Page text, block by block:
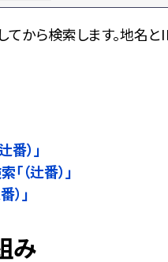
から検索します。地名
）」
（辻番）」
）」
み